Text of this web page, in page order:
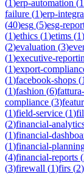
(1)erp-automation (1
failure (1)erp-
(40)esg (5)esg-
(1)ethics (1)etims (1)
(2)evaluation (3)
(1)executive-
(1)export-
(1)facebook-shops (1
(1)fashion (6)
compliance (3)
(1)field-service (1)
(2)financial-
(1)financial-
(1)financial-
(4)financial-reports (
(3)firewall (1)firs (2)